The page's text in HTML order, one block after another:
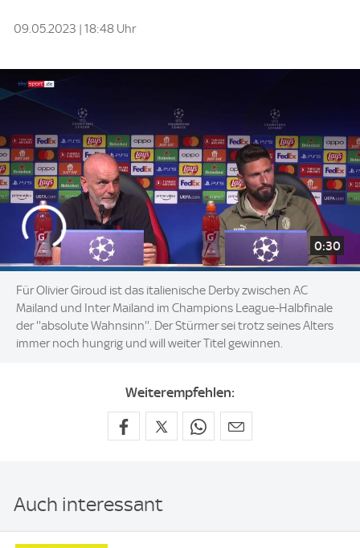
09.05.2023 | 18:48 Uhr
0:30
Für Olivier Giroud ist das italienische Derby zwischen AC
Mailand und Inter Mailand im Champions League-Halbfinale
der ''absolute Wahnsinn''. Der Stürmer sei trotz seines Alters
immer noch hungrig und will weiter Titel gewinnen.
Weiterempfehlen:
Auch interessant